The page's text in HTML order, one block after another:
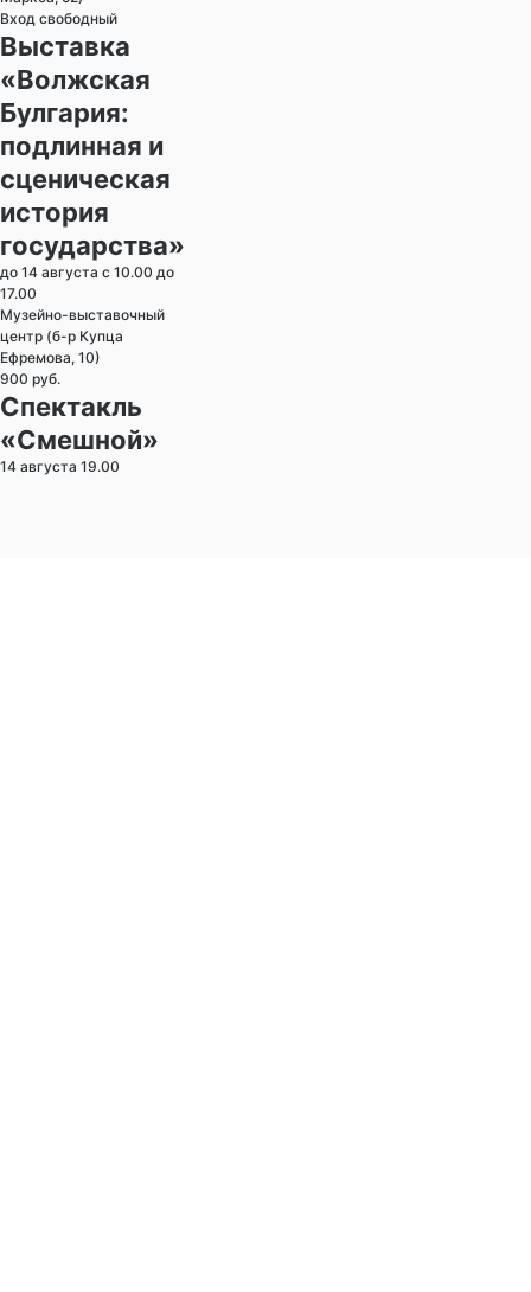
Вход свободный
Выставка
«Волжская
Булгария:
подлинная и
сценическая
история
государства»
до 14 августа с 10.00 до
17.00
Музейно-выставочный
центр (б-р Купца
Ефремова, 10)
900 руб.
Спектакль
«Смешной»
14 августа 19.00